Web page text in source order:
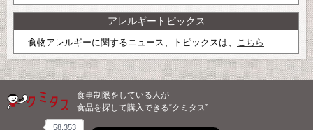
アレルギートピックス
食物アレルギーに関するニュース、トピックスは、 こちら
食事制限をしている人が
食品を探して購入できる“クミタス”
58,353